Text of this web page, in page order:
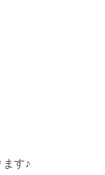
す♪